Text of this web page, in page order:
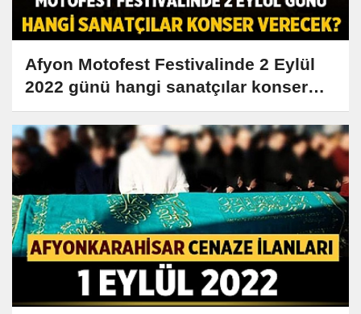
Afyon Motofest Festivalinde 2 Eylül
2022 günü hangi sanatçılar konser
verecek?